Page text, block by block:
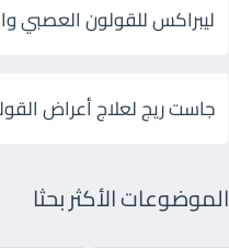
ليبراكس للقولون العصبي
جاست ريج لعلاج أعراض
الموضوعات الأكثر بحثا